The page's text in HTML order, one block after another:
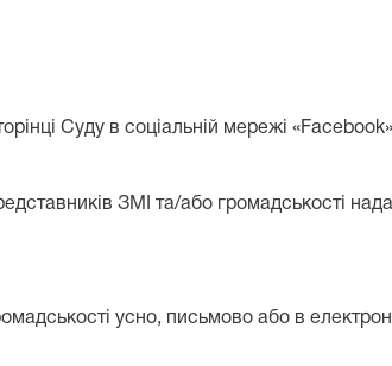
Суду в соціальній мережі
ЗМІ та/або громадськості
усно, письмово або в